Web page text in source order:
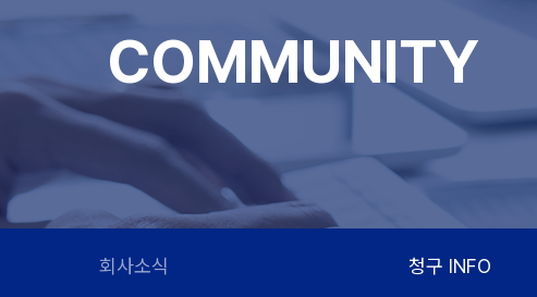
COMMUNITY
회사소식 청구 INFO